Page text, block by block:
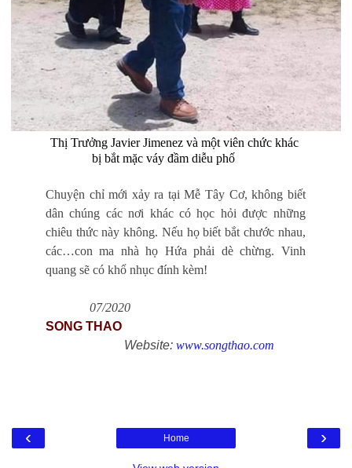
Thị Trưởng Javier Jimenez và một viên chức khác
bị bắt mặc váy đầm diễu phố
Chuyện chỉ mới xảy ra tại Mễ Tây Cơ, không biết
dân chúng các nơi khác có học hỏi được những
chiêu thức này không. Nếu họ biết bắt chước nhau,
các…con ma nhà họ Hứa phải dè chừng. Vinh
quang sẽ có khổ nhục đính kèm!
07/2020
SONG THAO
Website: www.songthao.com
‹ ›
Home